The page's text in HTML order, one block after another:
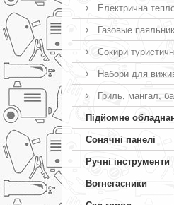
Електрична
Газовые
Сокири
Набори для
Гриль, мангал,
Підйомне
Сонячні панелі
Ручні інструменти
Вогнегасники